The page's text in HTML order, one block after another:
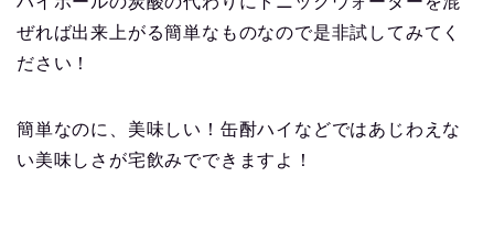
ぜれば出来上がる簡単なものなので是非試してみてく
ださい！
簡単なのに、美味しい！缶酎ハイなどではあじわえな
い美味しさが宅飲みでできますよ！